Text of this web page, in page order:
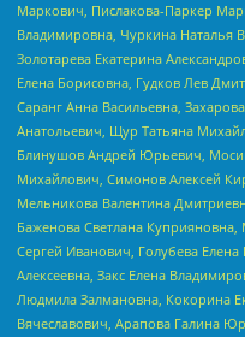
Маркович, Пислакова-Паркер
Владимировна, Чуркина Наталья
Золотарева Екатерина
Елена Борисовна, Гудков Лев
Саранг Анна Васильевна,
Анатольевич, Щур Татьяна
Блинушов Андрей Юрьевич,
Михайлович, Симонов Алексей
Мельникова Валентина
Баженова Светлана
Сергей Иванович, Голубева
Алексеевна, Закс Елена
Людмила Залмановна, Кокорина
Вячеславович, Арапова Галина